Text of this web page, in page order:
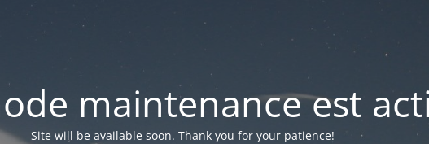
maintenance est
Site will be available soon. Thank you for your patience!